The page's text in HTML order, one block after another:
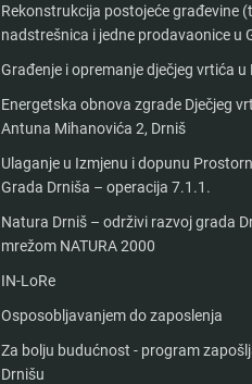
Rekonstrukcija postojeće građevine
nadstrešnica i jedne prodavaonice u
Građenje i opremanje dječjeg vrtića u
Energetska obnova zgrade Dječjeg
Antuna Mihanovića 2, Drniš
Ulaganje u Izmjenu i dopunu
Grada Drniša – operacija 7.1.1.
Natura Drniš – održivi razvoj grada
mrežom NATURA 2000
IN-LoRe
Osposobljavanjem do zaposlenja
Za bolju budućnost - program
Drnišu